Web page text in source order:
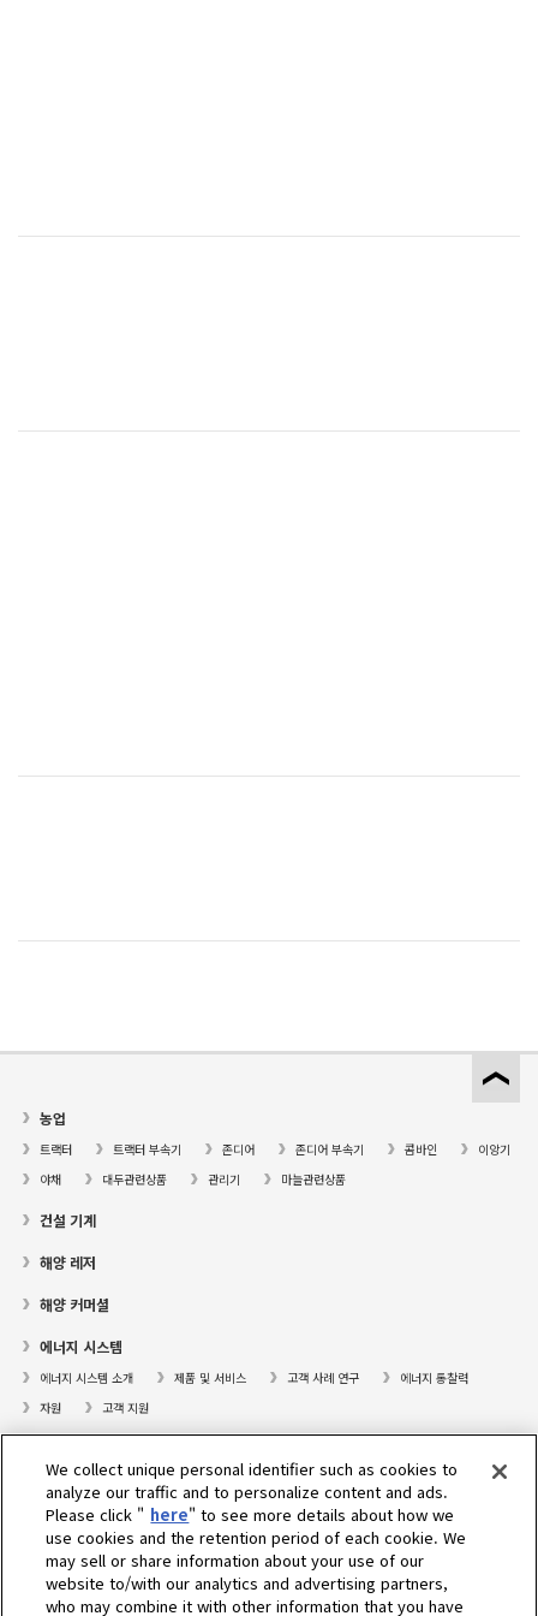
농업
트랙터 트랙터 부속기 존디어 존디어 부속기 콤바인
이앙기
야채
대두관련상품 관리기 마늘관련상품
건설 기계
해양 레저
해양 커머셜
에너지 시스템
에너지 시스템 소개 제품 및 서비스 고객 사례 연구
에너지 통찰력
자원
고객 지원
대리점검색
고객센터
고객지원
We collect unique personal identifier such as cookies to
analyze our traffic and to personalize content and ads.
Please click " here" to see more details about how we
use cookies and the retention period of each cookie. We
may sell or share information about your use of our
website to/with our analytics and advertising partners,
who may combine it with other information that you have